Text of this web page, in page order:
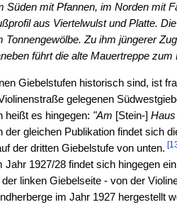
mit Pfannen, im Norden mit
aus Viertelwulst und Platte.
Zu ihm jüngerer
führt die alte Mauertreppe
Giebelstufen historisch sind, ist
gelegenen
heißt es hingegen: "Am [Stein-]
der gleichen Publikation findet sich
der dritten Giebelstufe von unten.
1927/28 findet sich hingegen
linken Giebelseite - von der
im Jahr 1927 hergestellt